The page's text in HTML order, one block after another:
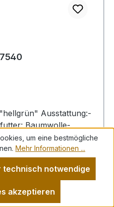
Ausstattung:-
Baumwolle-
perforierte
zur
um eine bestmögliche
Mehr Informationen ...
technisch notwendige
akzeptieren